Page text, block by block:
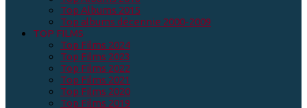
Top Albums 2015
Top albums décennie 2000-2009
TOP FILMS
Top Films 2024
Top Films 2023
Top Films 2022
Top Films 2021
Top Films 2020
Top Films 2019